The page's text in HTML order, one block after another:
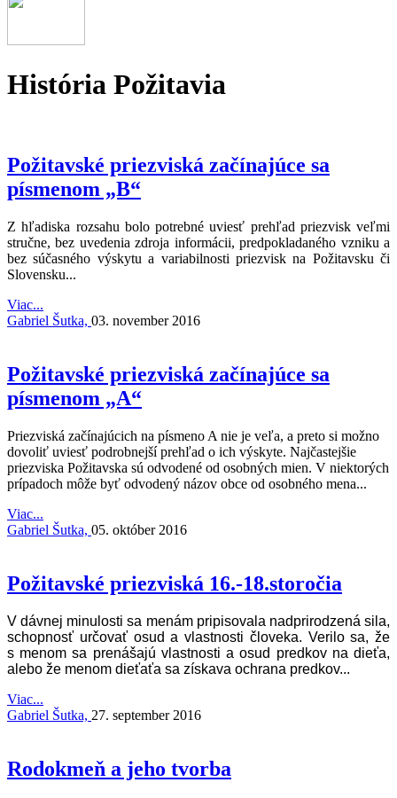
História Požitavia
Požitavské priezviská začínajúce sa
písmenom „B“
Z hľadiska rozsahu bolo potrebné uviesť prehľad priezvisk veľmi
stručne, bez uvedenia zdroja informácii, predpokladaného vzniku a
bez súčasného výskytu a variabilnosti priezvisk na Požitavsku či
Slovensku...
Viac...
Gabriel Šutka, 03. november 2016
Požitavské priezviská začínajúce sa
písmenom „A“
Priezviská začínajúcich na písmeno A nie je veľa, a preto si možno
dovoliť uviesť podrobnejší prehľad o ich výskyte. Najčastejšie
priezviska Požitavska sú odvodené od osobných mien. V niektorých
prípadoch môže byť odvodený názov obce od osobného mena...
Viac...
Gabriel Šutka, 05. október 2016
Požitavské priezviská 16.-18.storočia
V dávnej minulosti sa menám pripisovala nadprirodzená sila,
schopnosť určovať osud a vlastnosti človeka. Verilo sa, že
s menom sa prenášajú vlastnosti a osud predkov na dieťa,
alebo že menom dieťaťa sa získava ochrana predkov...
Viac...
Gabriel Šutka, 27. september 2016
Rodokmeň a jeho tvorba